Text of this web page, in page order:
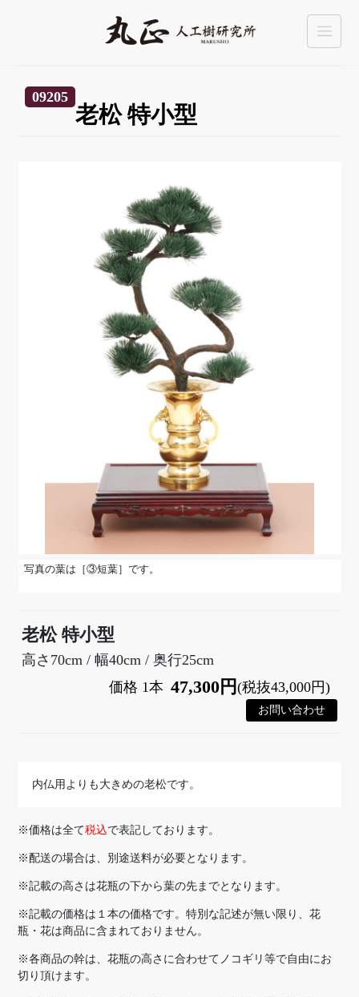
09205
老松 特小型
写真の葉は［③短葉］です。
老松 特小型
高さ70cm / 幅40cm / 奥行25cm
価格 1本 47,300円(税抜43,000円)
内仏用よりも大きめの老松です。
※価格は全て税込で表記しております。
※配送の場合は、別途送料が必要となります。
※記載の高さは花瓶の下から葉の先までとなります。
※記載の価格は１本の価格です。特別な記述が無い限り、花
瓶・花は商品に含まれておりません。
※各商品の幹は、花瓶の高さに合わせてノコギリ等で自由にお
切り頂けます。